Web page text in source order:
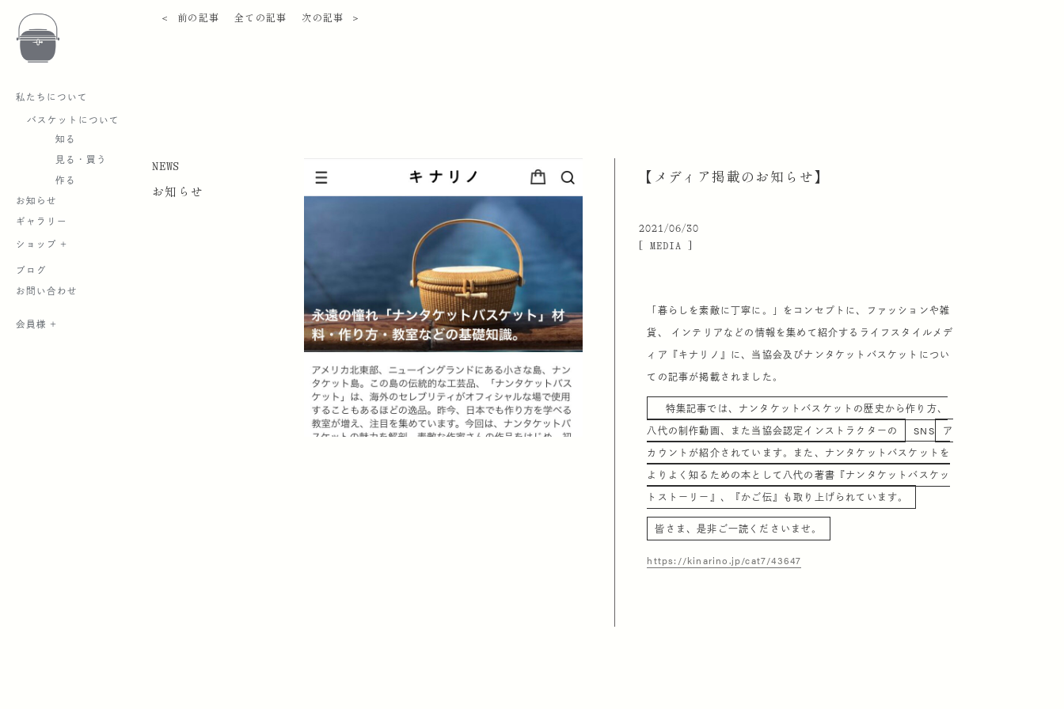
私たちについて
バスケットについて
知る
見る・買う
作る
お知らせ
ギャラリー
ショップ +
ブログ
お問い合わせ
会員様 +
＜ 前の記事 全ての記事 次の記事 ＞
NEWS
お知らせ
【メディア掲載のお知らせ】
2021/06/30
[ MEDIA ]
「暮らしを素敵に丁寧に。」をコンセプトに、ファッションや雑
貨、
インテリアなどの情報を集めて紹介するライフスタイルメデ
ィア『キナリノ』に、当協会及びナンタケットバスケットについ
ての記事が掲載されました。
特集記事では、ナンタケットバスケットの歴史から作り方、
八代の制作動画、また当協会認定インストラクターの
SNS
ア
カウントが紹介されています。また、ナンタケットバスケットを
よりよく知るための本として八代の著書『ナンタケットバスケッ
トストーリー』、『かご伝』も取り上げられています。
皆さま、是非ご一読くださいませ。
https://kinarino.jp/cat7/43647